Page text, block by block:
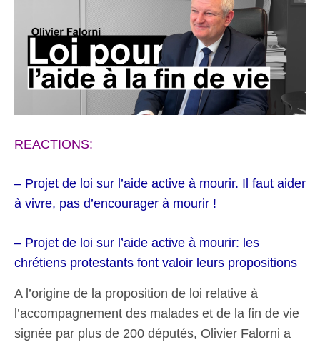
REACTIONS:
– Projet de loi sur l’aide active à mourir. Il faut aider
à vivre, pas d’encourager à mourir !
– Projet de loi sur l’aide active à mourir: les
chrétiens protestants font valoir leurs propositions
A l’origine de la proposition de loi relative à
l’accompagnement des malades et de la fin de vie
signée par plus de 200 députés, Olivier Falorni a